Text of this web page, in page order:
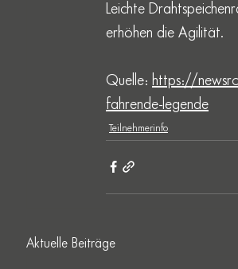
Leichte
erhöhen die Agilität.
Quelle: https://
fahrende-legende
Teilnehmerinfo
Aktuelle Beiträge